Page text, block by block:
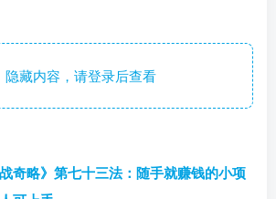
隐藏内容，请登录后查看
奇略》第七十三法：随手就赚钱的小项